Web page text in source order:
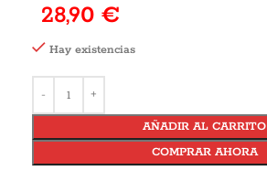
28,90 €
Hay existencias
AÑADIR AL CARRITO
COMPRAR AHORA